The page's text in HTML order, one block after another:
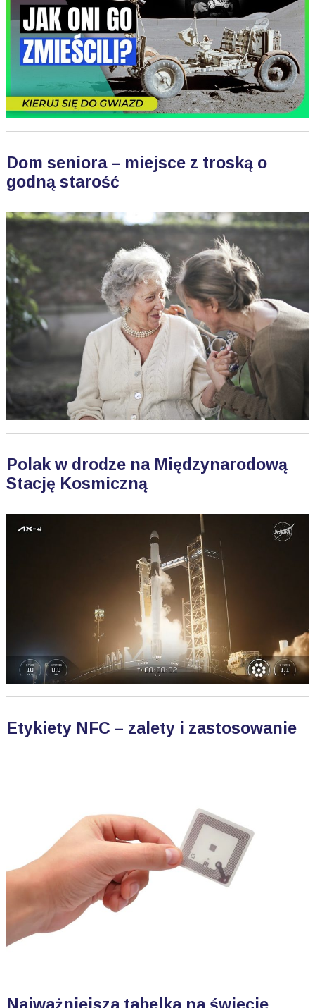
Dom seniora – miejsce z troską o
godną starość
Polak w drodze na Międzynarodową
Stację Kosmiczną
Etykiety NFC – zalety i zastosowanie